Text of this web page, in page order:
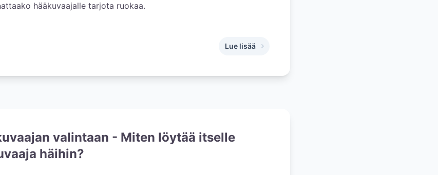
hääkuvaajalle tarjota ruokaa.
Lue lisää
,Hääkuvaaja 2026: hinta, sopimus ja tärkeimmät kysymykset
valintaan - Miten löytää itselle
häihin?